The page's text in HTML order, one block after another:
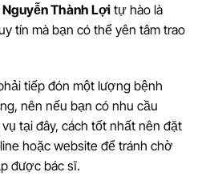
Nguyễn Thành Lợi tự hào là
tín mà bạn có thể yên tâm trao
tiếp đón một lượng bệnh
nên nếu bạn có nhu cầu
tại đây, cách tốt nhất nên đặt
hoặc website để tránh chờ
được bác sĩ.